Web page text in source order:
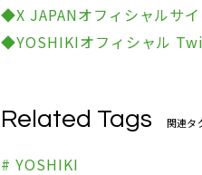
◆X JAPANオフィシャルサイ
◆YOSHIKIオフィシャル
Related Tags 関連タ
# YOSHIKI